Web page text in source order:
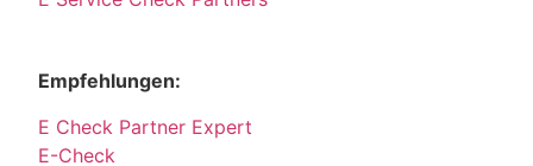
Empfehlungen:
E Check Partner Expert
E-Check